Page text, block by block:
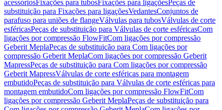
acessóriosFixações para tubosFixações para ligaçõesPeças de
substituição para Fixações para ligaçõesVedantesConjuntos de
parafuso para uniões de flangeVálvulas para tubosVálvulas de corte
esféricasPeças de substituição para Válvulas de corte esféricasCom
ligações por compressão FlowFitCom ligações por compressão
Geberit MeplaPeças de substituição para Com ligações por
compressão Geberit MeplaCom ligações por compressão Geberit
MapressPeças de substituição para Com ligações por compressão
Geberit MapressVálvulas de corte esféricas para montagem
embutidoPeças de substituição para Válvulas de corte esféricas para
montagem embutidoCom ligações por compressão FlowFitCom
ligações por compressão Geberit MeplaPeças de substituição para